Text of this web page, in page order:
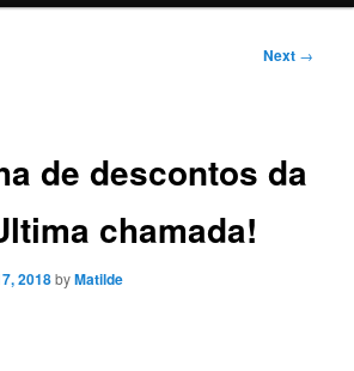
Next →
de descontos da
chamada!
2018byMatilde